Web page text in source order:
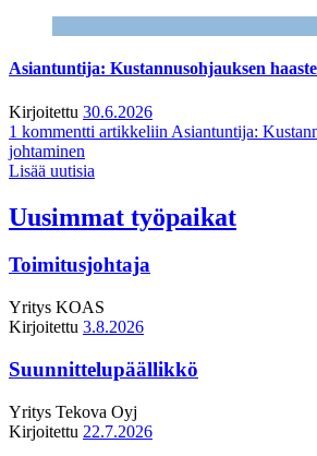
Asiantuntija: Kustannusohjauksen
Kirjoitettu 30.6.2026
1 kommentti artikkeliin Asiantuntija:
johtaminen
Lisää uutisia
Uusimmat työpaikat
Toimitusjohtaja
Yritys KOAS
Kirjoitettu 3.8.2026
Suunnittelupäällikkö
Yritys Tekova Oyj
Kirjoitettu 22.7.2026